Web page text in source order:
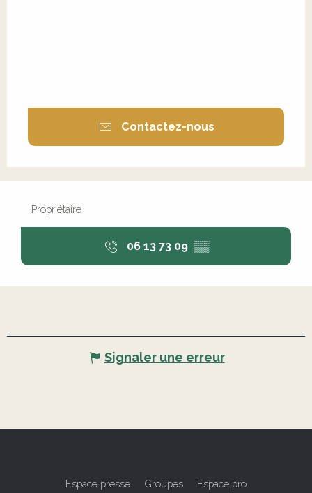
Contactez-nous
Propriétaire
06 13 73 09 ▒▒
Signaler une erreur
Espace presse Groupes Espace pro